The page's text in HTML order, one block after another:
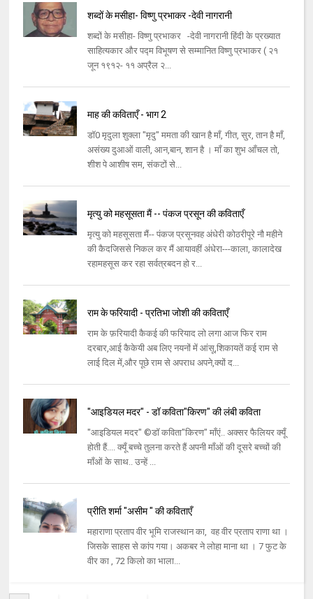
शब्दों के मसीहा- विष्णु प्रभाकर -देवी नागरानी
शब्दों के मसीहा- विष्णु प्रभाकर -देवी नागरानी हिंदी के प्रख्यात
साहित्यकार और पद्म विभूषण से सम्मानित विष्णु प्रभाकर ( २१
जून १९१२- ११ अप्रैल २...
माह की कविताएँ - भाग 2
डॉ0 मृदुला शुक्ला "मृदु" ममता की खान है माँ, गीत, सुर, तान है माँ,
असंख्य दुआओं वाली, आन,बान, शान है । माँ का शुभ आँचल तो,
शीश पे आशीष सम, संकटों से...
मृत्यु को महसूसता मैं -- पंकज प्रसून की कविताएँ
मृत्यु को महसूसता मैं-- पंकज प्रसूनवह अंधेरी कोठरीपूरे नौ महीने
की कैदजिससे निकल कर मैं आयावहीं अंधेरा---काला, कालादेख
रहामहसूस कर रहा सर्वत्रबदन हो र...
राम के फरियादी - प्रतिभा जोशी की कविताएँ
राम के फ़रियादी कैकई की फरियाद लो लगा आज फिर राम
दरबार,आई कैकेयी अब लिए नयनों में आंसू,शिकायतें कई राम से
लाई दिल में,और पूछे राम से अपराध अपने,क्यों द...
"आइडियल मदर" - डॉ कविता"किरण" की लंबी कविता
"आइडियल मदर" ©डॉ कविता"किरण" माँएं.. अक्सर फैलियर क्यूँ
होती हैं.... क्यूँ बच्चे तुलना करते हैं अपनी माँओं की दूसरे बच्चों की
माँओं के साथ.. उन्हें ...
प्रीति शर्मा "असीम " की कविताएँ
महाराणा प्रताप वीर भूमि राजस्थान का, वह वीर प्रताप राणा था ।
जिसके साहस से कांप गया। अकबर ने लोहा माना था । 7 फुट के
वीर का , 72 किलो का भाला...